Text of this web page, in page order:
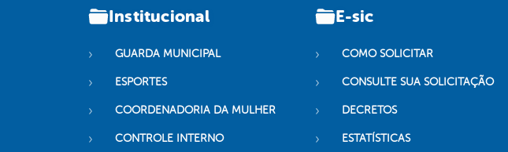
Institucional
GUARDA MUNICIPAL
ESPORTES
COORDENADORIA DA MULHER
CONTROLE INTERNO
E-sic
COMO SOLICITAR
CONSULTE SUA SOLICITAÇÃO
DECRETOS
ESTATÍSTICAS